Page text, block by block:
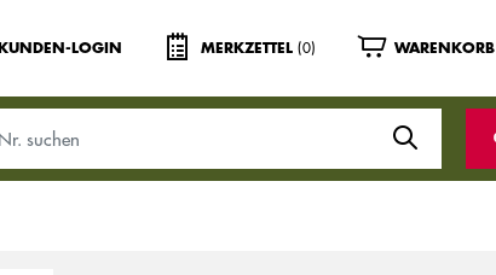
KUNDEN-LOGIN MERKZETTEL (0) WARENKORB